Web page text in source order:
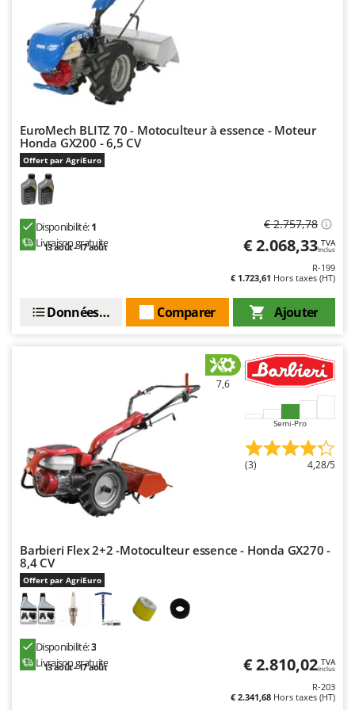
Mastercook
Masterpro
McCulloch
Michelin
Mille
Minox
Mockmill
More than chef
MOSA
MTD
Novital
NuAir
NuovaFac
O
Officine Savioli
Oliviero
Olix
OMA
Omas
Ompagrill
EuroMech BLITZ 70 - Motoculteur à essence - Moteur
Honda GX200 - 6,5 CV
Offert par AgriEuro
Disponibilité:1
Livraison gratuite
13 août - 17 août
€ 2.757,78
€ 2.068,33 TVA
Inclus
R-199
€ 1.723,61 Hors taxes (HT)
Ajouter
Comparer
Données techniques
7,6
Semi-Pro
(3) 4,28/5
Barbieri Flex 2+2 -Motoculteur essence - Honda GX270 -
8,4 CV
Offert par AgriEuro
Disponibilité:3
Livraison gratuite
13 août - 17 août € 2.810,02 TVA
Inclus
R-203
€ 2.341,68 Hors taxes (HT)